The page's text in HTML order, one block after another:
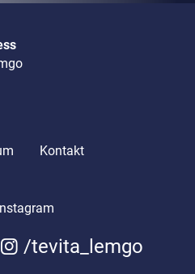
Kontakt
/tevita_lemgo